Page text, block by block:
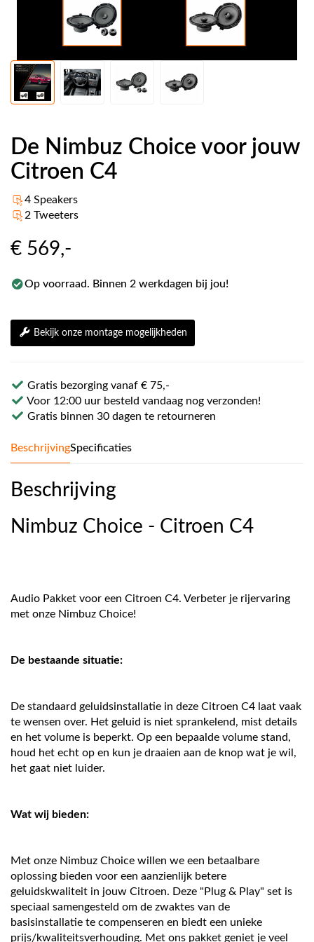
De Nimbuz Choice voor jouw
Citroen C4
4 Speakers
2 Tweeters
€ 569,-
Op voorraad. Binnen 2 werkdagen bij jou!
Bekijk onze montage mogelijkheden
Gratis bezorging vanaf € 75,-
Voor 12:00 uur besteld vandaag nog verzonden!
Gratis binnen 30 dagen te retourneren
BeschrijvingSpecificaties
Beschrijving
Nimbuz Choice - Citroen C4
Audio Pakket voor een Citroen C4. Verbeter je rijervaring
met onze Nimbuz Choice!
De bestaande situatie:
De standaard geluidsinstallatie in deze Citroen C4 laat vaak
te wensen over. Het geluid is niet sprankelend, mist details
en het volume is beperkt. Op een bepaalde volume stand,
houd het echt op en kun je draaien aan de knop wat je wil,
het gaat niet luider.
Wat wij bieden:
Met onze Nimbuz Choice willen we een betaalbare
oplossing bieden voor een aanzienlijk betere
geluidskwaliteit in jouw Citroen. Deze "Plug & Play" set is
speciaal samengesteld om de zwaktes van de
basisinstallatie te compenseren en biedt een unieke
prijs/kwaliteitsverhouding. Met ons pakket geniet je veel